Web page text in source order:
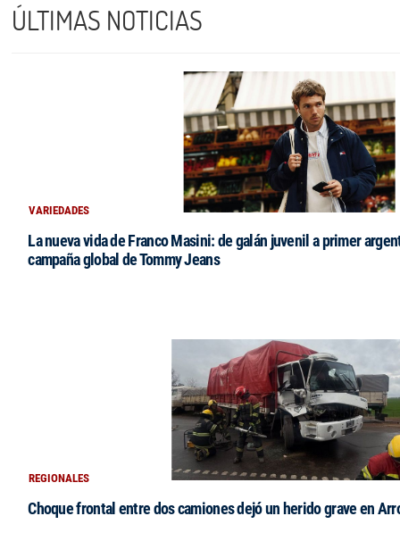
ÚLTIMAS NOTICIAS
VARIEDADES
La nueva vida de Franco Masini: de galán juvenil a primer
campaña global de Tommy Jeans
REGIONALES
Choque frontal entre dos camiones dejó un herido grave en